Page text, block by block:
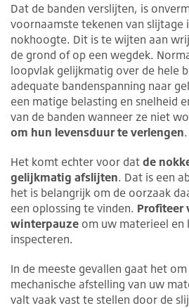
Dat de banden verslijten, is
voornaamste tekenen van slijtage
nokhoogte. Dit is te wijten aan
de grond of op een wegdek.
loopvlak gelijkmatig over de hele
adequate bandenspanning naar
een matige belasting en snelheid
van de banden wanneer ze niet
om hun levensduur te verlengen.
Het komt echter voor dat de
gelijkmatig afslijten. Dat is een
het is belangrijk om de oorzaak
een oplossing te vinden. Profiteer
winterpauze om uw materieel en
inspecteren.
In de meeste gevallen gaat het
mechanische afstelling van uw
valt vaak vast te stellen door de